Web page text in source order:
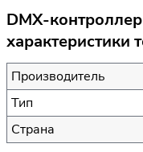
DMX-
характеристики
Производитель
Тип
Страна